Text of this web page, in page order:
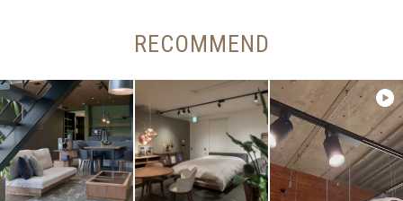
RECOMMEND